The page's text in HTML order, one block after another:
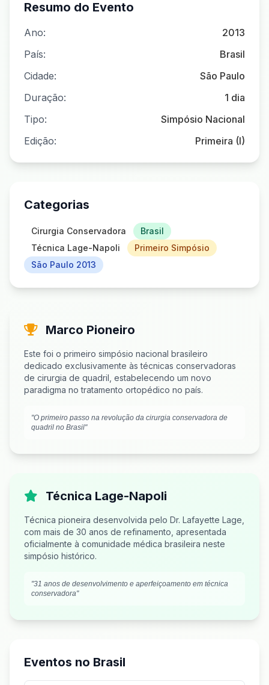
Resumo do Evento
Ano:
2013
País:
Brasil
Cidade:
São Paulo
Duração:
1 dia
Tipo:
Simpósio Nacional
Edição:
Primeira (I)
Categorias
Cirurgia Conservadora
Brasil
Técnica Lage-Napoli
Primeiro Simpósio
São Paulo 2013
Marco Pioneiro
Este foi o primeiro simpósio nacional brasileiro
dedicado exclusivamente às técnicas conservadoras
de cirurgia de quadril, estabelecendo um novo
paradigma no tratamento ortopédico no país.
"O primeiro passo na revolução da cirurgia conservadora de
quadril no Brasil"
Técnica Lage-Napoli
Técnica pioneira desenvolvida pelo Dr. Lafayette Lage,
com mais de 30 anos de refinamento, apresentada
oficialmente à comunidade médica brasileira neste
simpósio histórico.
"31 anos de desenvolvimento e aperfeiçoamento em técnica
conservadora"
Eventos no Brasil